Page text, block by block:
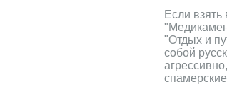
Если
"Отдых и
собой